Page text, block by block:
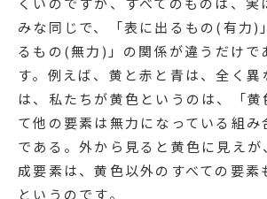
みな同じで、「表に出るもの(有力)
るもの(無力)」の関係が違うだけで
す。例えば、黄と赤と青は、全く異
は、私たちが黄色というのは、「黄
て他の要素は無力になっている組み
である。外から見ると黄色に見え
成要素は、黄色以外のすべての要素
というのです。